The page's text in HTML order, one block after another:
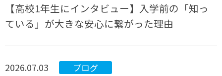
【高校1年生にインタビュー】入学前の「知っ
ている」が大きな安心に繋がった理由
2026.07.03 ブログ